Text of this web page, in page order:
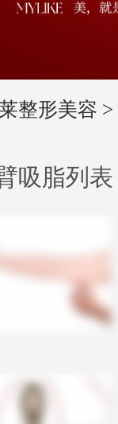
整形美容 >
吸脂列表